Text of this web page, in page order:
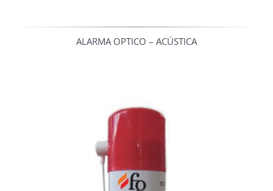
ALARMA OPTICO – ACÚSTICA